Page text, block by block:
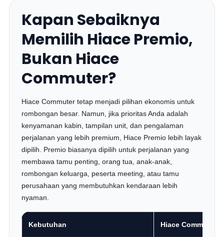
Kapan Sebaiknya
Memilih Hiace Premio,
Bukan Hiace
Commuter?
Hiace Commuter tetap menjadi pilihan ekonomis untuk
rombongan besar. Namun, jika prioritas Anda adalah
kenyamanan kabin, tampilan unit, dan pengalaman
perjalanan yang lebih premium, Hiace Premio lebih layak
dipilih. Premio biasanya dipilih untuk perjalanan yang
membawa tamu penting, orang tua, anak-anak,
rombongan keluarga, peserta meeting, atau tamu
perusahaan yang membutuhkan kendaraan lebih
nyaman.
Kebutuhan Hiace Commuter